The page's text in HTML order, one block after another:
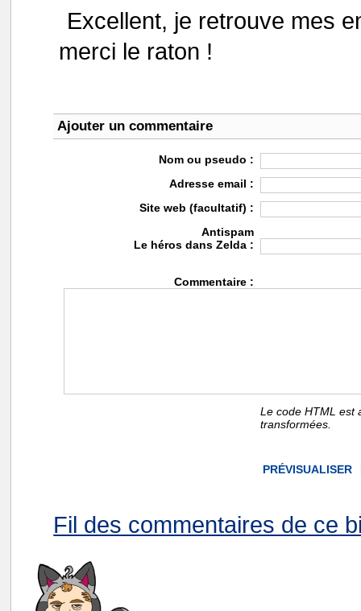
Excellent, je retrouve mes
merci le raton !
Ajouter un commentaire
Nom ou pseudo :
Adresse email :
Site web (facultatif) :
Antispam
Le héros dans Zelda :
Commentaire :
Le code HTML est
transformées.
Fil des commentaires de ce